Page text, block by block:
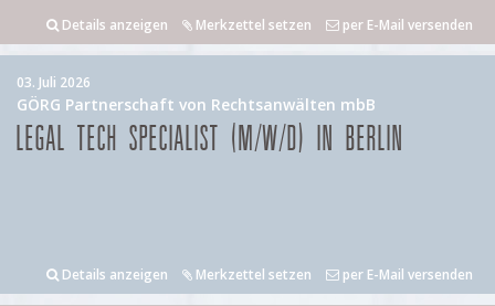
Details anzeigen Merkzettel setzen per E-Mail versenden
03. Juli 2026
GÖRG Partnerschaft von Rechtsanwälten mbB
LEGAL TECH SPECIALIST (M/W/D) IN BERLIN
Details anzeigen Merkzettel setzen per E-Mail versenden